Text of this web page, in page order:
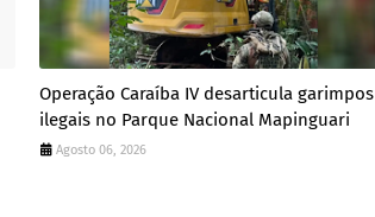
Operação Caraíba IV desarticula garimpos
ilegais no Parque Nacional Mapinguari
Agosto 06, 2026